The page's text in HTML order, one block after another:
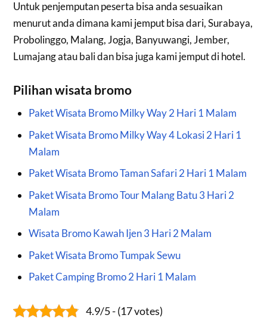
Untuk penjemputan peserta bisa anda sesuaikan
menurut anda dimana kami jemput bisa dari, Surabaya,
Probolinggo, Malang, Jogja, Banyuwangi, Jember,
Lumajang atau bali dan bisa juga kami jemput di hotel.
Pilihan wisata bromo
Paket Wisata Bromo Milky Way 2 Hari 1 Malam
Paket Wisata Bromo Milky Way 4 Lokasi 2 Hari 1
Malam
Paket Wisata Bromo Taman Safari 2 Hari 1 Malam
Paket Wisata Bromo Tour Malang Batu 3 Hari 2
Malam
Wisata Bromo Kawah Ijen 3 Hari 2 Malam
Paket Wisata Bromo Tumpak Sewu
Paket Camping Bromo 2 Hari 1 Malam
4.9/5 - (17 votes)